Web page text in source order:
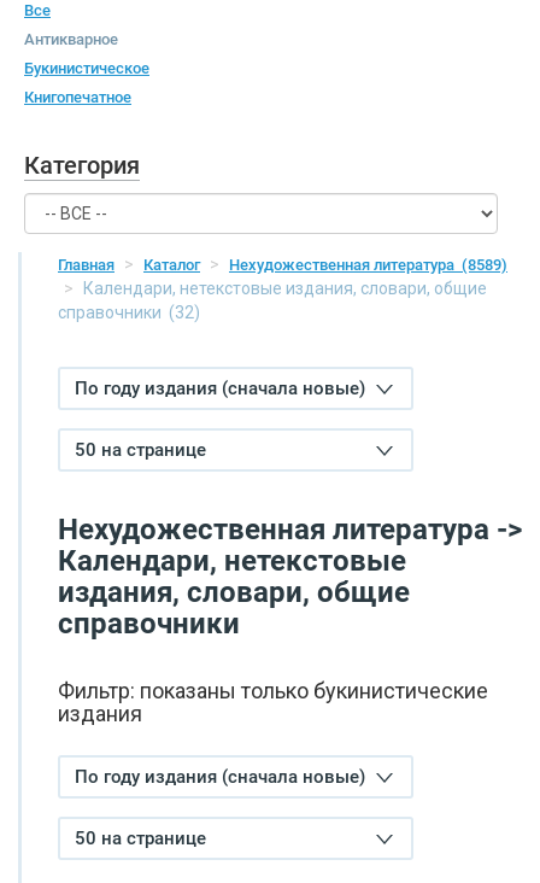
Все
Антикварное
Букинистическое
Книгопечатное
Категория
Главная Каталог Нехудожественная литература (8589)
Календари, нетекстовые издания, словари, общие
справочники (32)
По году издания (сначала новые)
50 на странице
Нехудожественная литература ->
Календари, нетекстовые
издания, словари, общие
справочники
Фильтр: показаны только букинистические
издания
По году издания (сначала новые)
50 на странице